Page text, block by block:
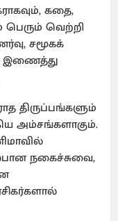
கதை,
பெரும் வெற்றி
சமூகக்
இணைத்து
திருப்பங்களும்
அம்சங்களாகும்.
நகைச்சுவை,